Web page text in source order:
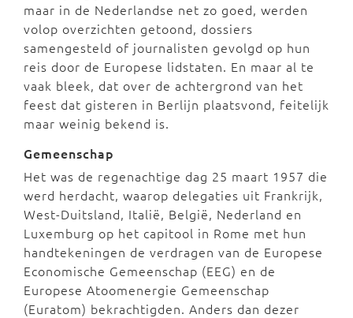
maar in de Nederlandse net zo goed, werden
volop overzichten getoond, dossiers
samengesteld of journalisten gevolgd op hun
reis door de Europese lidstaten. En maar al te
vaak bleek, dat over de achtergrond van het
feest dat gisteren in Berlijn plaatsvond, feitelijk
maar weinig bekend is.
Gemeenschap
Het was de regenachtige dag 25 maart 1957 die
werd herdacht, waarop delegaties uit Frankrijk,
West-Duitsland, Italië, België, Nederland en
Luxemburg op het capitool in Rome met hun
handtekeningen de verdragen van de Europese
Economische Gemeenschap (EEG) en de
Europese Atoomenergie Gemeenschap
(Euratom) bekrachtigden. Anders dan dezer